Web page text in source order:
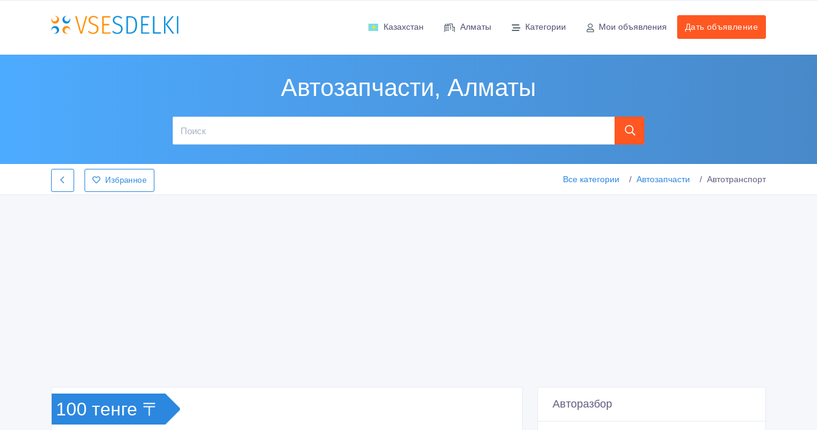
Казахстан Алматы Категории Мои объявления Дать объявление
Автозапчасти, Алматы
Избранное Все категории Автозапчасти Автотранспорт
100 тенге 〒 Авторазбор